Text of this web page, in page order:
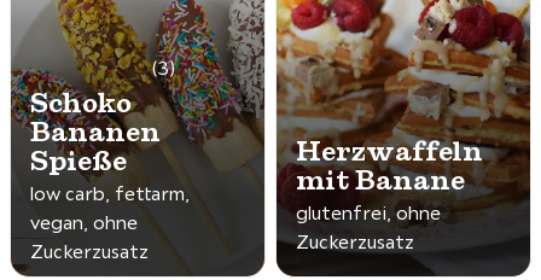
(3)
Schoko
Bananen
Spieße
low carb, fettarm,
vegan, ohne
Zuckerzusatz
Herzwaffeln
mit Banane
glutenfrei, ohne
Zuckerzusatz